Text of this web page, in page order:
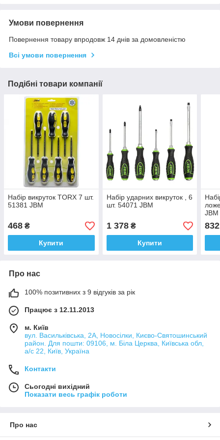
Умови повернення
Повернення товару впродовж 14 днів за домовленістю
Всі умови повернення
Подібні товари компанії
Набір викруток TORX 7 шт.
51381 JBM
468 ₴
Купити
Набір ударних викруток , 6
шт. 54071 JBM
1 378₴
Купити
JBM
832
Про нас
100% позитивних з 9 відгуків за рік
Працює з 12.11.2013
м. Київ
вул. Васильківська, 2А, Новосілки, Києво-Святошинський
район. Для пошти: 09106, м. Біла Церква, Київська обл,
а/с 22, Київ, Україна
Контакти
Сьогодні вихідний
Показати весь графік роботи
Про нас